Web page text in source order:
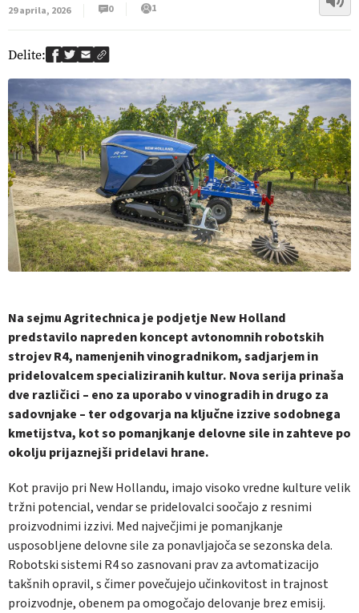
29 aprila, 2026
0 1
Delite:
Na sejmu Agritechnica je podjetje New Holland
predstavilo napreden koncept avtonomnih robotskih
strojev R4, namenjenih vinogradnikom, sadjarjem in
pridelovalcem specializiranih kultur. Nova serija prinaša
dve različici – eno za uporabo v vinogradih in drugo za
sadovnjake – ter odgovarja na ključne izzive sodobnega
kmetijstva, kot so pomanjkanje delovne sile in zahteve po
okolju prijaznejši pridelavi hrane.
Kot pravijo pri New Hollandu, imajo visoko vredne kulture velik
tržni potencial, vendar se pridelovalci soočajo z resnimi
proizvodnimi izzivi. Med največjimi je pomanjkanje
usposobljene delovne sile za ponavljajoča se sezonska dela.
Robotski sistemi R4 so zasnovani prav za avtomatizacijo
takšnih opravil, s čimer povečujejo učinkovitost in trajnost
proizvodnje, obenem pa omogočajo delovanje brez emisij.